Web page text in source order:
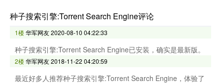
种子搜索引擎:Torrent Search Engine评论
1楼华军网友2020-08-10 04:22:33
种子搜索引擎:Torrent Search Engine已安装，确实是最新版。
2楼华军网友2018-11-22 04:20:59
最近好多人推荐种子搜索引擎:Torrent Search Engine，体验了